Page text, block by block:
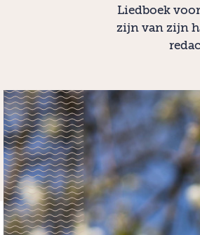
Liedboek
zijn van zijn